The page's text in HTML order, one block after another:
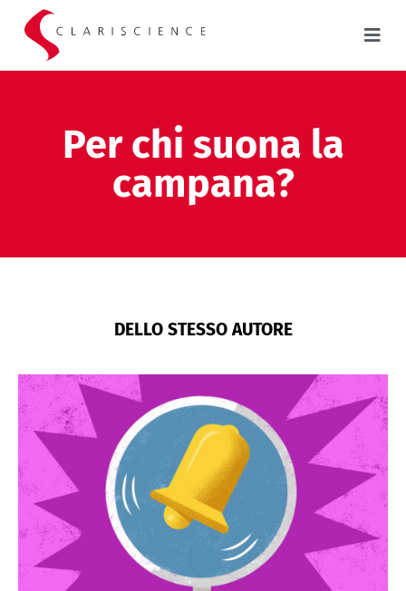
Per chi suona la
campana?
DELLO STESSO AUTORE